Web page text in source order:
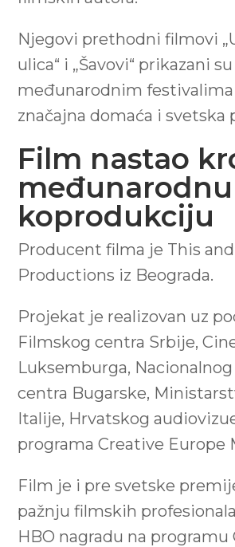
Njegovi prethodni filmovi
ulica“ i „Šavovi“ prikazani
međunarodnim festivalima
značajna domaća i svetska
Film nastao
međunarodnu
koprodukciju
Producent filma je This
Productions iz Beograda.
Projekat je realizovan uz
Filmskog centra Srbije,
Luksemburga,
centra Bugarske,
Italije, Hrvatskog
programa Creative Europe
Film je i pre svetske
pažnju filmskih
HBO nagradu na programu